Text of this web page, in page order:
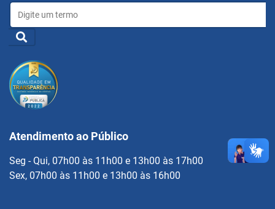
Atendimento ao Público
Seg - Qui, 07h00 às 11h00 e 13h00 às 17h00
Sex, 07h00 às 11h00 e 13h00 às 16h00